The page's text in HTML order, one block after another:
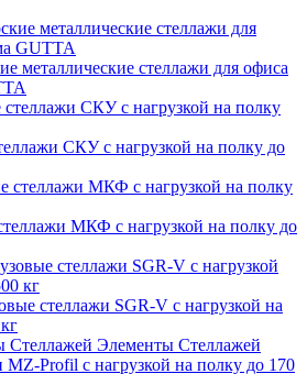
металлические стеллажи для офиса
СКУ с нагрузкой на полку до
МКФ с нагрузкой на полку до
стеллажи SGR-V с нагрузкой на
Элементы Стеллажей